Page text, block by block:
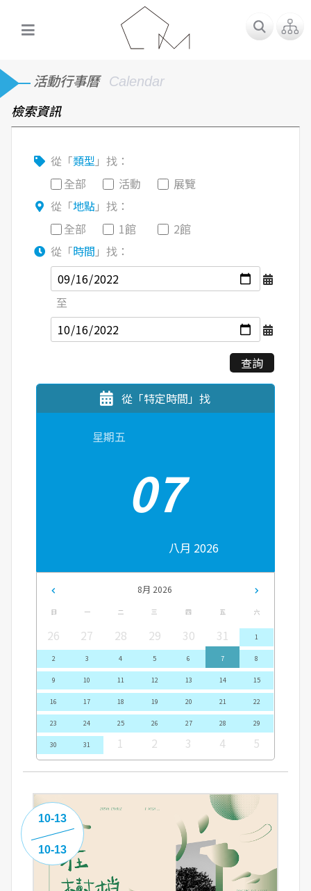
活動行事曆 Calendar
檢索資訊
從「類型」找：
全部
活動
展覽
從「地點」找：
全部
1館
2館
從「時間 」找：
至
查詢
從「特定時間」找
星期五
07
八月 2026
8月 2026
日 一 二 三 四 五 六
26 27 28 29 30 31 1
2 3 4 5 6 7 8
9 10 11 12 13 14 15
16 17 18 19 20 21 22
23 24 25 26 27 28 29
30 31 1 2 3 4 5
10-13
10-13